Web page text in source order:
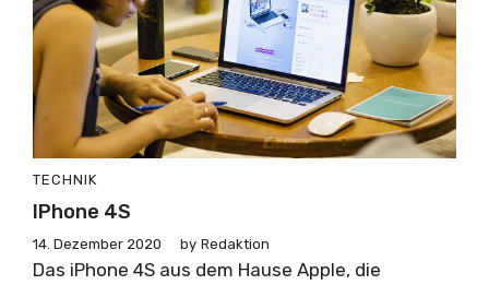
TECHNIK
IPhone 4S
14. Dezember 2020 by Redaktion
Das iPhone 4S aus dem Hause Apple, die